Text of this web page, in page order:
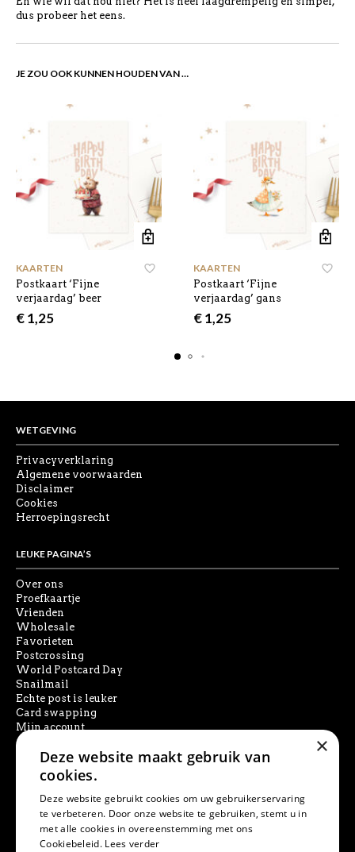
dus probeer het eens.
JE ZOU OOK KUNNEN HOUDEN VAN …
KAARTEN
Postkaart ‘Fijne
verjaardag’ beer
€1,25
KAARTEN
Postkaart ‘Fijne
verjaardag’ gans
€1,25
WETGEVING
Privacyverklaring
Algemene voorwaarden
Disclaimer
Cookies
Herroepingsrecht
LEUKE PAGINA’S
Over ons
Proefkaartje
Vrienden
Wholesale
Favorieten
Postcrossing
World Postcard Day
Snailmail
Echte post is leuker
Card swapping
Mijn account
SOCIAL MEDIA
PRODUCT ZOEKEN
×
Deze website maakt gebruik van
cookies.
Deze website gebruikt cookies om uw gebruikerservaring
te verbeteren. Door onze website te gebruiken, stemt u in
met alle cookies in overeenstemming met ons
Cookiebeleid. Lees verder